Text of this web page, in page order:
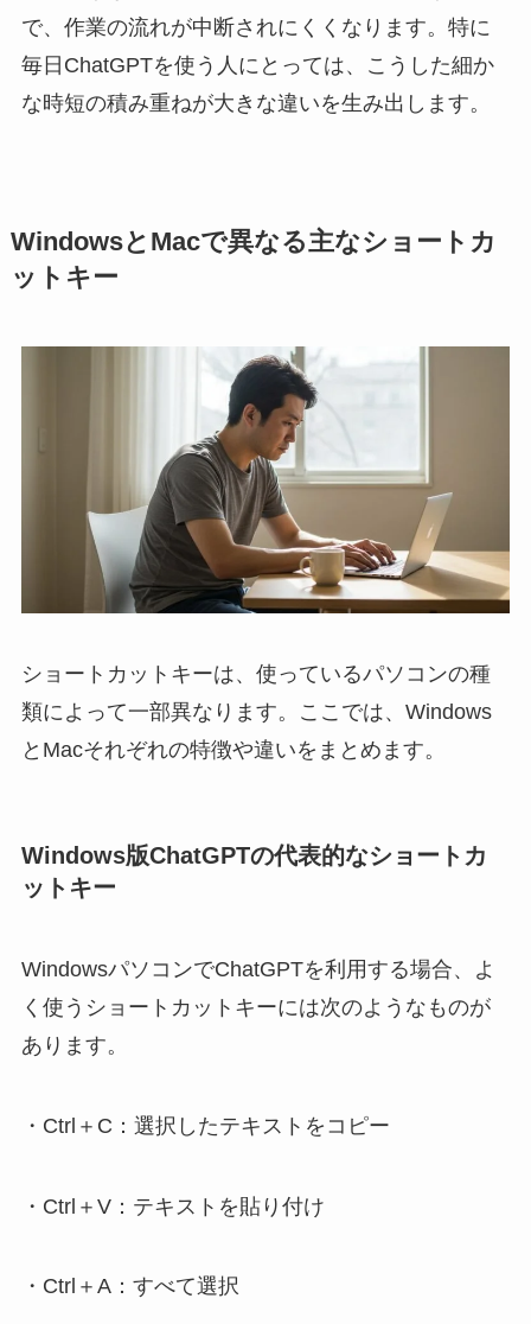
で、作業の流れが中断されにくくなります。特に
毎日ChatGPTを使う人にとっては、こうした細か
な時短の積み重ねが大きな違いを生み出します。
WindowsとMacで異なる主なショートカ
ットキー
ショートカットキーは、使っているパソコンの種
類によって一部異なります。ここでは、Windows
とMacそれぞれの特徴や違いをまとめます。
Windows版ChatGPTの代表的なショートカ
ットキー
WindowsパソコンでChatGPTを利用する場合、よ
く使うショートカットキーには次のようなものが
あります。
・Ctrl＋C：選択したテキストをコピー
・Ctrl＋V：テキストを貼り付け
・Ctrl＋A：すべて選択